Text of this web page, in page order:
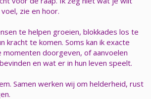
zie en hoor.
te helpen groeien, blokkades los te
kracht te komen. Soms kan ik exacte
momenten doorgeven, of aanvoelen
en wat er in hun leven speelt.
Samen werken wij om helderheid, rust